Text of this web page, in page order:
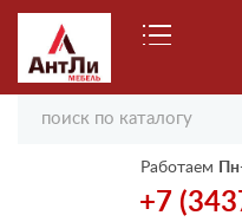
Работаем
+7